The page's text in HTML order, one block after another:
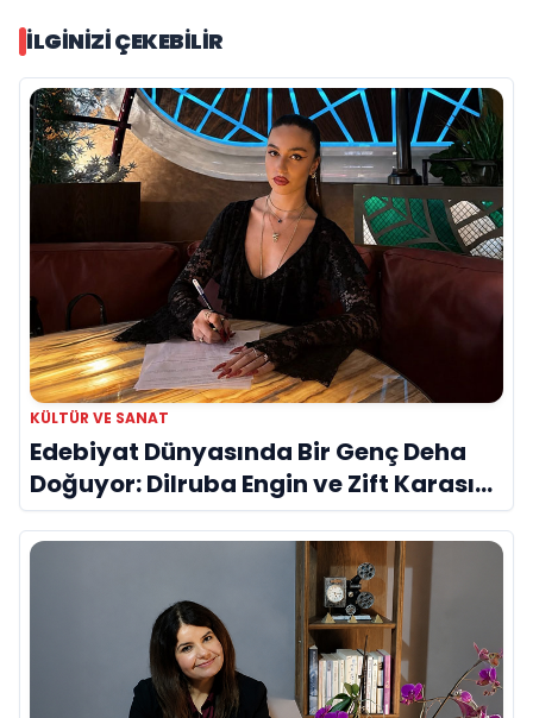
İLGINIZI ÇEKEBILIR
KÜLTÜR VE SANAT
Edebiyat Dünyasında Bir Genç Deha
Doğuyor: Dilruba Engin ve Zift Karası
Evreni ‘AVENOİR’